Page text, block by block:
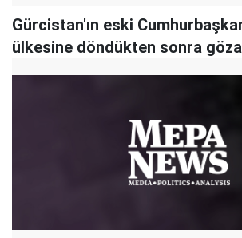
Gürcistan'ın eski
ülkesine döndükten sonra